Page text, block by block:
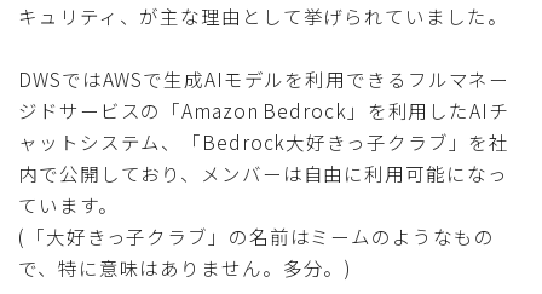
キュリティ、が主な理由として挙げられていました。
DWSではAWSで生成AIモデルを利用できるフルマネー
ジドサービスの「Amazon Bedrock」を利用したAIチ
ャットシステム、「Bedrock大好きっ子クラブ」を社
内で公開しており、メンバーは自由に利用可能になっ
ています。
(「大好きっ子クラブ」の名前はミームのようなもの
で、特に意味はありません。多分。)